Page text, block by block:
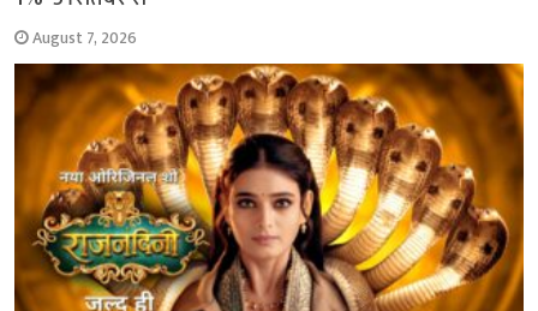
August 7, 2026